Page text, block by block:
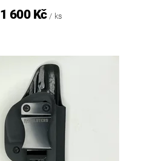
1 600 Kč / ks